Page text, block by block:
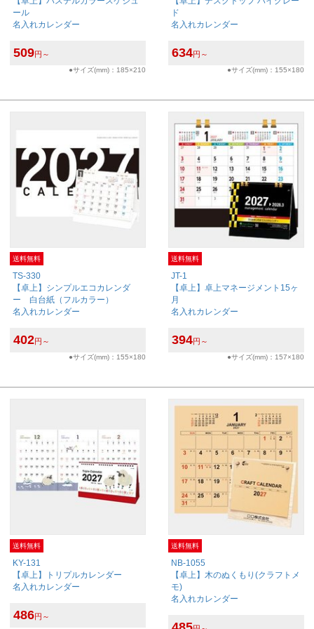
ール
名入れカレンダー
509円～
●サイズ(mm)：185×210
ド
名入れカレンダー
634円～
●サイズ(mm)：155×180
送料無料
TS-330
【卓上】シンプルエコカレンダ
ー 白台紙（フルカラー）
名入れカレンダー
402円～
●サイズ(mm)：155×180
送料無料
JT-1
【卓上】卓上マネージメント15ヶ
月
名入れカレンダー
394円～
●サイズ(mm)：157×180
送料無料
KY-131
【卓上】トリプルカレンダー
名入れカレンダー
486円～
送料無料
NB-1055
【卓上】木のぬくもり(クラフトメ
モ)
名入れカレンダー